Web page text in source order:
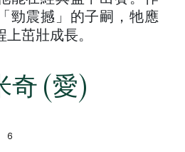
勁震撼」的子嗣，牠應
茁壯成長。
奇 (愛)
6